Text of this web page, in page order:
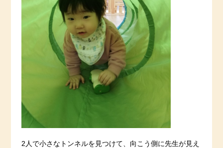
2人で小さなトンネルを見つけて、向こう側に先生が見え